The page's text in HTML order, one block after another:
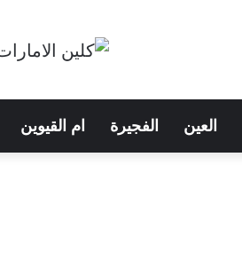
ام القيوين الفجيرة العين